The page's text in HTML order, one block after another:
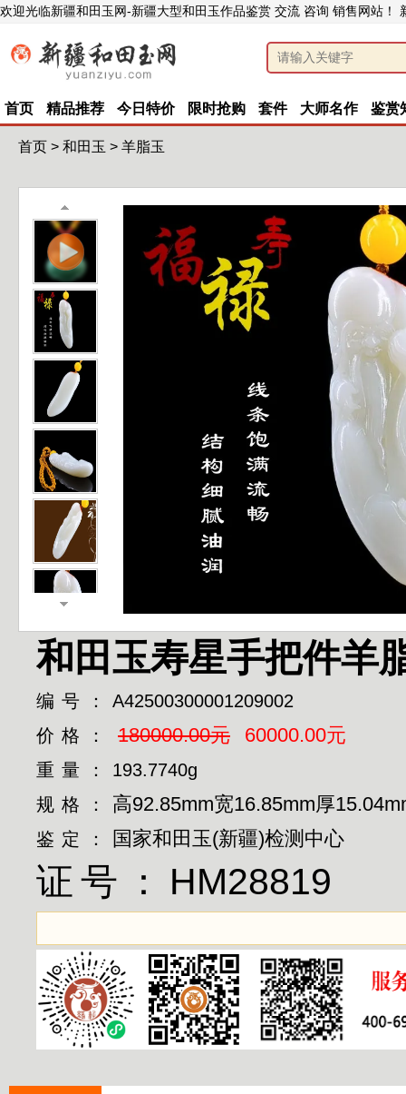
欢迎光临新疆和田玉网-新疆大型和田玉作品鉴赏 交流 咨询 销售网站！
首页 精品推荐 今日特价 限时抢购 套件 大师名作 鉴赏
首页 > 和田玉 > 羊脂玉
和田玉寿星手把件羊
编号： A42500300001209002
价格：
180000.00元 60000.00元
重量： 193.7740g
规格： 高92.85mm宽16.85mm厚
鉴定： 国家和田玉(新疆)检测中心
证号： HM28819